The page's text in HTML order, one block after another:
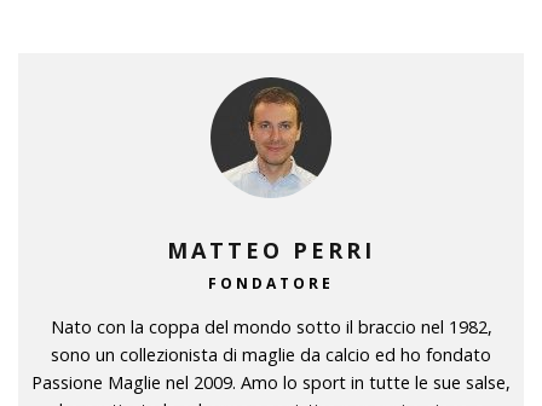
MATTEO PERRI
FONDATORE
Nato con la coppa del mondo sotto il braccio nel 1982,
sono un collezionista di maglie da calcio ed ho fondato
Passione Maglie nel 2009. Amo lo sport in tutte le sue salse,